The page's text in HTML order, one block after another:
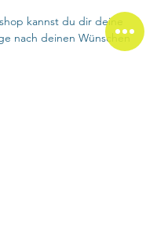
kannst du dir deine
nach deinen Wünschen